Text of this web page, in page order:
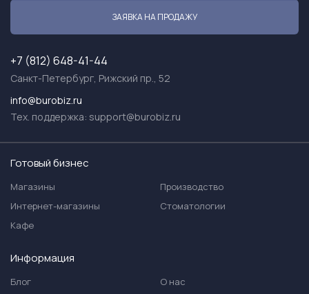
ЗАЯВКА НА ПРОДАЖУ
+7 (812) 648-41-44
Санкт-Петербург, Рижский пр., 52
info@burobiz.ru
Тех. поддержка: support@burobiz.ru
Готовый бизнес
Магазины
Интернет-магазины
Кафе
Производство
Стоматологии
Информация
Блог
О нас